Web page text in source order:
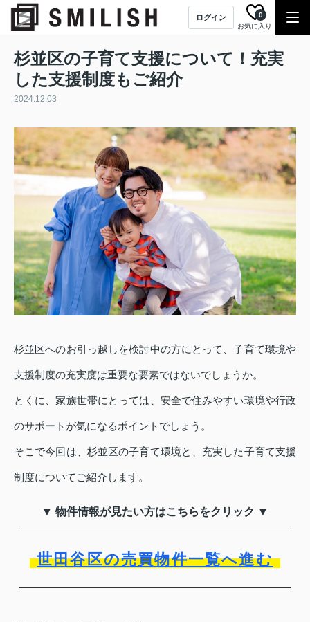
ログイン
お気に入り
0
杉並区の子育て支援について！充実
した支援制度もご紹介
2024.12.03
杉並区へのお引っ越しを検討中の方にとって、子育て環境や
支援制度の充実度は重要な要素ではないでしょうか。
とくに、家族世帯にとっては、安全で住みやすい環境や行政
のサポートが気になるポイントでしょう。
そこで今回は、杉並区の子育て環境と、充実した子育て支援
制度についてご紹介します。
▼ 物件情報が見たい方はこちらをクリック ▼
世田谷区の売買物件一覧へ進む